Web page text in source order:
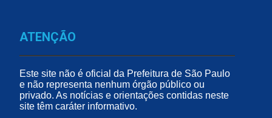
ATENÇÃO
Este site não é oficial da Prefeitura de São Paulo
e não representa nenhum órgão público ou
privado. As notícias e orientações contidas neste
site têm caráter informativo.